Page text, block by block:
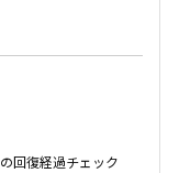
回復経過チェック